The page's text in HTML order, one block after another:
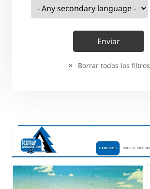
Borrar todos los filtros